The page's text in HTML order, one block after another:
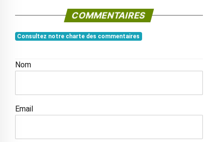
COMMENTAIRES
Consultez notre charte des commentaires
Nom
Email